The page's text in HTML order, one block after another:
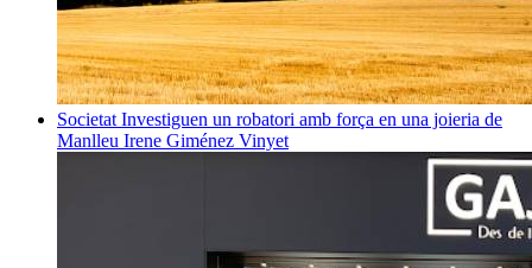
Societat Investiguen un robatori amb força en una joieria de
Manlleu Irene Giménez Vinyet